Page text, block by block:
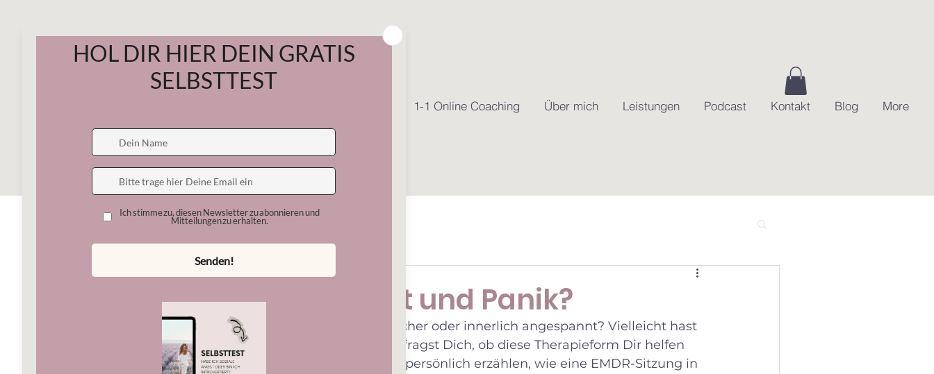
1-1 Online Coaching Über mich Leistungen Podcast Kontakt Blog More
All Posts Therapiemethoden
EMDR bei Angst und Panik?
Du fühlst Dich oft ängstlich, unsicher oder innerlich angespannt? Vielleicht hast
Du schon von EMDR gehört und fragst Dich, ob diese Therapieform Dir helfen
kann. Ich möchte Dir heute ganz persönlich erzählen, wie eine EMDR-Sitzung in